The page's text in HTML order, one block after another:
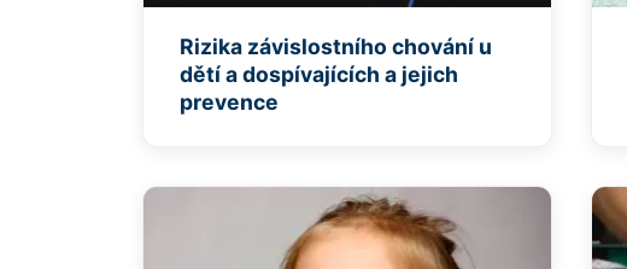
Rizika závislostního chování u
dětí a dospívajících a jejich
prevence